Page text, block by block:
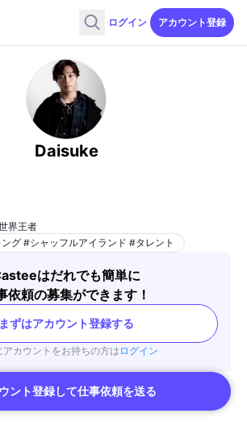
ログイン アカウント登録
Daisuke
界王者
グ #シャッフルアイランド #タレント
はだれでも簡単に
依頼の募集ができます！
まずはアカウント登録する
アカウントをお持ちの方は ログイン
ント登録して仕事依頼を送る